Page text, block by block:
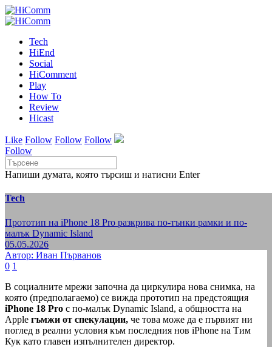
Tech
HiEnd
Social
HiComment
Play
How To
Review
Hicast
Like Follow Follow Follow
Follow
Напиши думата, която търсиш и натисни Enter
Tech
Прототип на iPhone 18 Pro разкрива по-тънки рамки и по-
малък Dynamic Island
05.05.2026
Автор: Иван Първанов
0 1
В социалните мрежи започна да циркулира нова снимка, на
която (предполагаемо) се вижда прототип на предстоящия
iPhone 18 Pro с по-малък Dynamic Island, а общността на
Apple гъмжи от спекулации, че това може да е първият ни
поглед в реални условия към последния нов iPhone на Тим
Кук като главен изпълнителен директор.